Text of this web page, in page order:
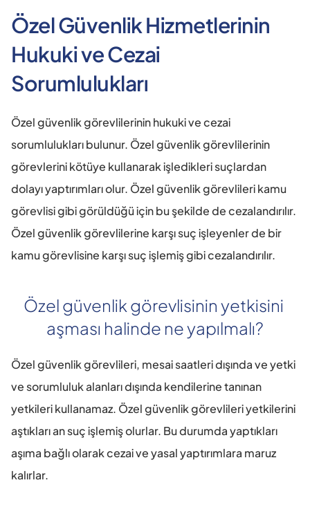
Özel Güvenlik Hizmetlerinin
Hukuki ve Cezai
Sorumlulukları
Özel güvenlik görevlilerinin hukuki ve cezai
sorumlulukları bulunur. Özel güvenlik görevlilerinin
görevlerini kötüye kullanarak işledikleri suçlardan
dolayı yaptırımları olur. Özel güvenlik görevlileri kamu
görevlisi gibi görüldüğü için bu şekilde de cezalandırılır.
Özel güvenlik görevlilerine karşı suç işleyenler de bir
kamu görevlisine karşı suç işlemiş gibi cezalandırılır.
Özel güvenlik görevlisinin yetkisini
aşması halinde ne yapılmalı?
Özel güvenlik görevlileri, mesai saatleri dışında ve yetki
ve sorumluluk alanları dışında kendilerine tanınan
yetkileri kullanamaz. Özel güvenlik görevlileri yetkilerini
aştıkları an suç işlemiş olurlar. Bu durumda yaptıkları
aşıma bağlı olarak cezai ve yasal yaptırımlara maruz
kalırlar.